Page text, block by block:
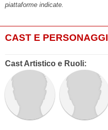
piattaforme indicate.
CAST E PERSONAGGI
Cast Artistico e Ruoli: